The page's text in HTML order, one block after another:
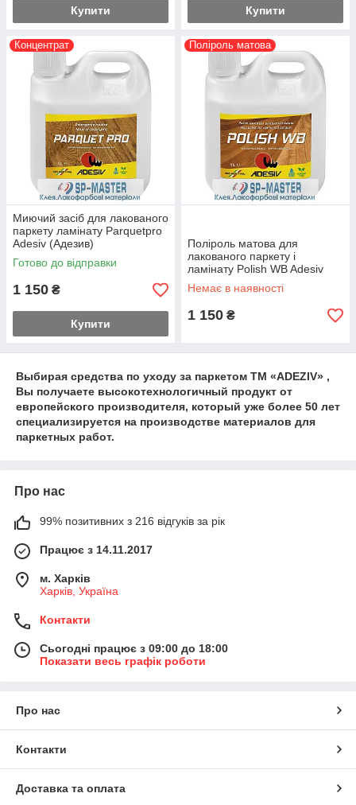
Купити Купити
Концентрат
Миючий засіб для лакованого
паркету ламінату Parquetpro
Adesiv (Адезив)
Готово до відправки
1 150 ₴
Купити
Поліроль матова
Поліроль матова для
лакованого паркету і
ламінату Polish WB Adesiv
(Адезив)
Немає в наявності
1 150 ₴
Выбирая средства по уходу за паркетом ТМ «ADEZIV» ,
Вы получаете высокотехнологичный продукт от
европейского производителя, который уже более 50 лет
специализируется на производстве материалов для
паркетных работ.
Про нас
99% позитивних з 216 відгуків за рік
Працює з 14.11.2017
м. Харків
Харків, Україна
Контакти
Сьогодні працює з 09:00 до 18:00
Показати весь графік роботи
Про нас
Контакти
Доставка та оплата